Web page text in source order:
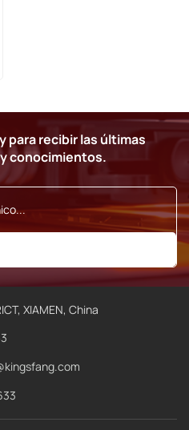
para recibir las últimas
conocimientos.
XIAMEN, China